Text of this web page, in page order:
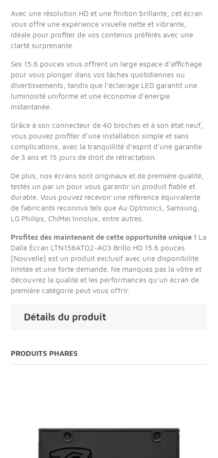
Avec une résolution HD et une finition brillante, cet écran
vous offre une expérience visuelle nette et vibrante,
idéale pour profiter de vos contenus préférés avec une
clarté surprenante.
Ses 15.6 pouces vous offrent un large espace d'affichage
pour vous plonger dans vos tâches quotidiennes ou
divertissements, tandis que l'éclairage LED garantit une
luminosité uniforme et une économie d'énergie
instantanée.
Grâce à son connecteur de 40 broches et à son état neuf,
vous pouvez profiter d'une installation simple et sans
complications, avec la tranquillité d'esprit d'une garantie
de 3 ans et 15 jours de droit de rétractation.
De plus, nos écrans sont originaux et de première qualité,
testés un par un pour vous garantir un produit fiable et
durable. Vous pouvez recevoir une référence équivalente
de fabricants reconnus tels que Au Optronics, Samsung,
LG Philips, ChiMei Innolux, entre autres.
Profitez dès maintenant de cette opportunité unique ! La
Dalle Écran LTN156AT02-A03 Brillo HD 15.6 pouces
[Nouvelle] est un produit exclusif avec une disponibilité
limitée et une forte demande. Ne manquez pas la vôtre et
découvrez la qualité et les performances qu'un écran de
première catégorie peut vous offrir.
Détails du produit
PRODUITS PHARES